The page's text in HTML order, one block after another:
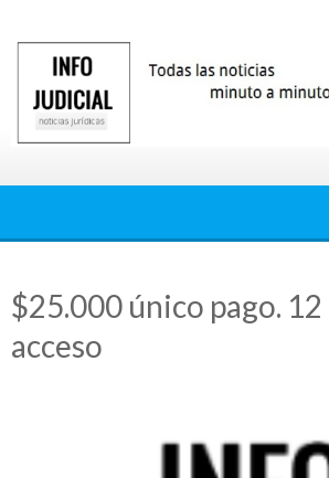
contenido
$25.000 único pago. 12
acceso